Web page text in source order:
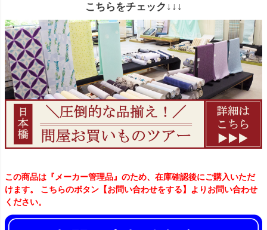
こちらをチェック↓↓↓
この商品は『メーカー管理品』のため、在庫確認後にご購入いただ
けます。 こちらのボタン【お問い合わせをする】よりお問い合わせ
ください。